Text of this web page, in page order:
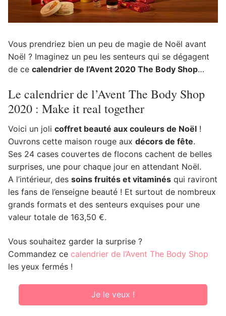
Vous prendriez bien un peu de magie de Noël avant
Noël ? Imaginez un peu les senteurs qui se dégagent
de ce calendrier de l’Avent 2020 The Body Shop…
Le calendrier de l’Avent The Body Shop
2020 : Make it real together
Voici un joli coffret beauté aux couleurs de Noël !
Ouvrons cette maison rouge aux décors de fête.
Ses 24 cases couvertes de flocons cachent de belles
surprises, une pour chaque jour en attendant Noël.
A l’intérieur, des soins fruités et vitaminés qui raviront
les fans de l’enseigne beauté ! Et surtout de nombreux
grands formats et des senteurs exquises pour une
valeur totale de 163,50 €.
Vous souhaitez garder la surprise ?
Commandez ce calendrier de l’Avent The Body Shop
les yeux fermés !
Je le veux !